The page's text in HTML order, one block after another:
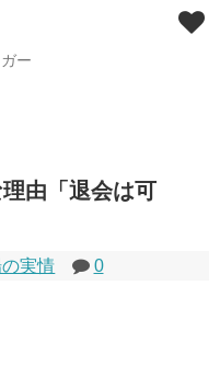
ー
由「退会は可
実情 0